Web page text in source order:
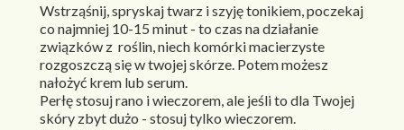
Wstrząśnij, spryskaj twarz i szyję tonikiem, poczekaj
co najmniej 10-15 minut - to czas na działanie
związków z roślin, niech komórki macierzyste
rozgoszczą się w twojej skórze. Potem możesz
nałożyć krem lub serum.
Perłę stosuj rano i wieczorem, ale jeśli to dla Twojej
skóry zbyt dużo - stosuj tylko wieczorem.